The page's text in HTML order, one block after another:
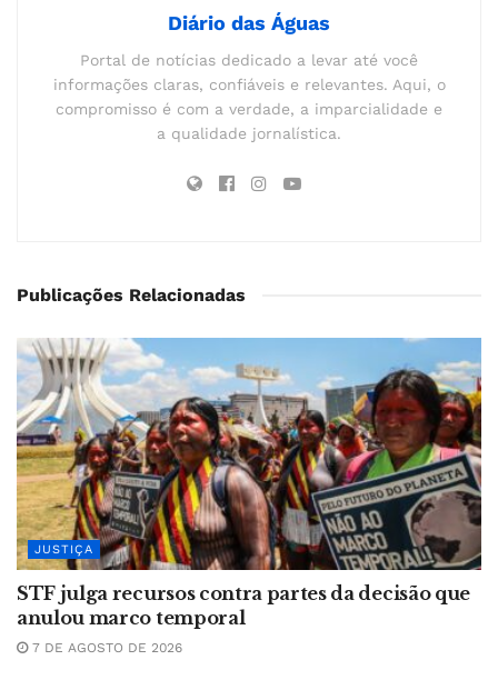
Diário das Águas
Portal de notícias dedicado a levar até você
informações claras, confiáveis e relevantes. Aqui, o
compromisso é com a verdade, a imparcialidade e
a qualidade jornalística.
Publicações Relacionadas
JUSTIÇA
STF julga recursos contra partes da decisão que
anulou marco temporal
7 DE AGOSTO DE 2026